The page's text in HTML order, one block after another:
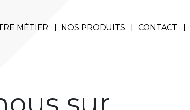
MÉTIER NOS PRODUITS CONTACT
sur